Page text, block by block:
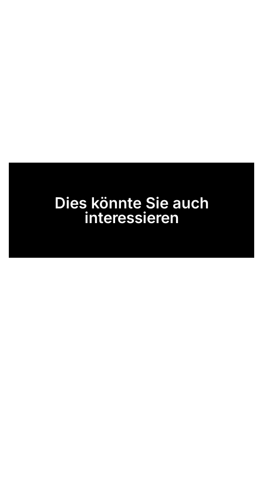
Dies könnte Sie auch
interessieren